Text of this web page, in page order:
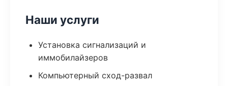
Наши услуги
Установка сигнализаций и
иммобилайзеров
Компьютерный сход-развал